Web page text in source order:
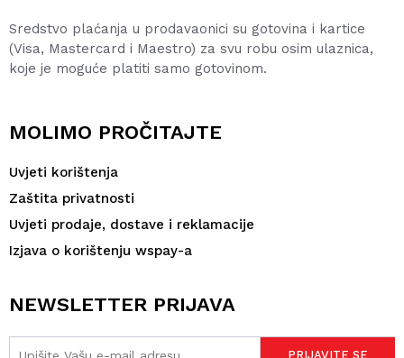
Sredstvo plaćanja u prodavaonici su gotovina i kartice
(Visa, Mastercard i Maestro) za svu robu osim ulaznica,
koje je moguće platiti samo gotovinom.
MOLIMO PROČITAJTE
Uvjeti korištenja
Zaštita privatnosti
Uvjeti prodaje, dostave i reklamacije
Izjava o korištenju wspay-a
NEWSLETTER PRIJAVA